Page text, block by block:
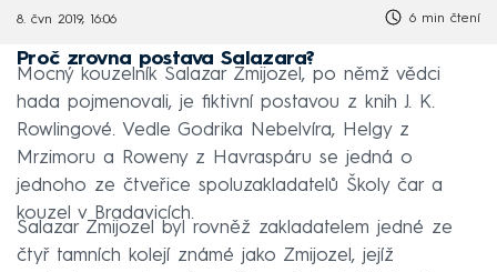
8. čvn 2019, 16:06 6 min čtení
Proč zrovna postava Salazara?
Mocný kouzelník Salazar Zmijozel, po němž vědci
hada pojmenovali, je fiktivní postavou z knih J. K.
Rowlingové. Vedle Godrika Nebelvíra, Helgy z
Mrzimoru a Roweny z Havraspáru se jedná o
jednoho ze čtveřice spoluzakladatelů Školy čar a
kouzel v Bradavicích.
Salazar Zmijozel byl rovněž zakladatelem jedné ze
čtyř tamních kolejí známé jako Zmijozel, jejíž